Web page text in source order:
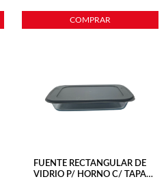
COMPRAR
FUENTE RECTANGULAR DE
VIDRIO P/ HORNO C/ TAPA